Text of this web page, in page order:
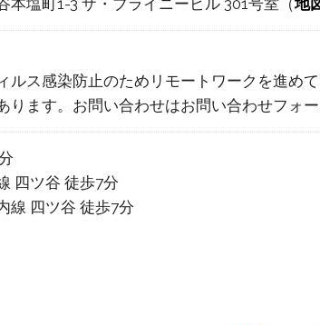
ルス感染防止のためリモートワークを進め
ります。お問い合わせはお問い合わせフォ
四ツ谷 徒歩7分
線 四ツ谷 徒歩7分